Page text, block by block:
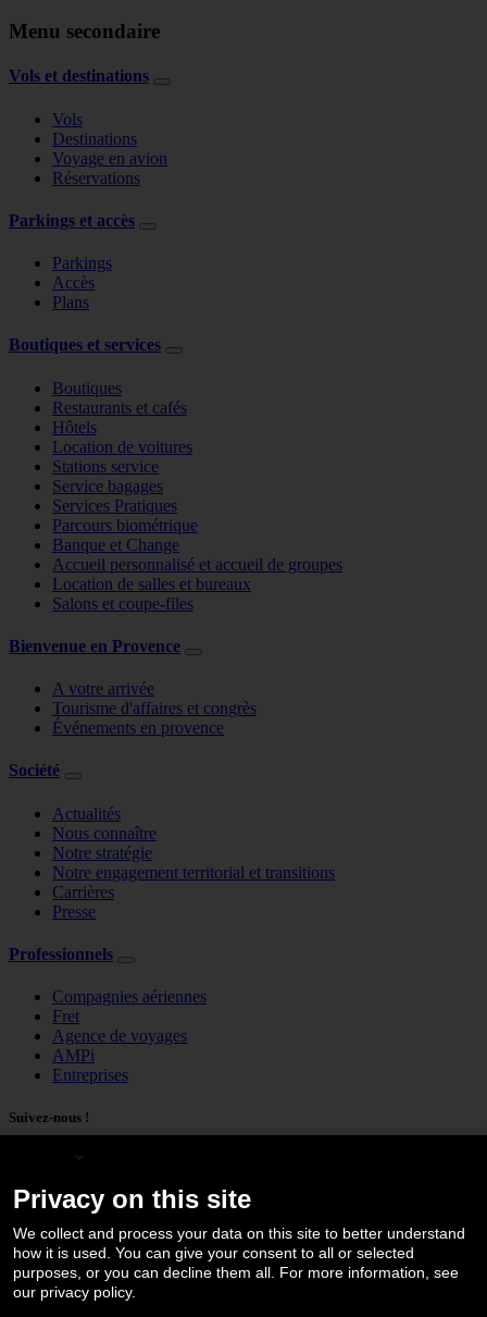
Menu secondaire
Vols et destinations
Vols
Destinations
Voyage en avion
Réservations
Parkings et accès
Parkings
Accès
Plans
Boutiques et services
Boutiques
Restaurants et cafés
Hôtels
Location de voitures
Stations service
Service bagages
Services Pratiques
Parcours biométrique
Banque et Change
Accueil personnalisé et accueil de groupes
Location de salles et bureaux
Salons et coupe-files
Bienvenue en Provence
A votre arrivée
Tourisme d'affaires et congrès
Événements en provence
Société
Actualités
Nous connaître
Notre stratégie
Notre engagement territorial et transitions
Carrières
Presse
Professionnels
Compagnies aériennes
Fret
Agence de voyages
AMPi
Entreprises
Suivez-nous !
Privacy on this site
We collect and process your data on this site to better understand
how it is used. You can give your consent to all or selected
purposes, or you can decline them all. For more information, see
our privacy policy.